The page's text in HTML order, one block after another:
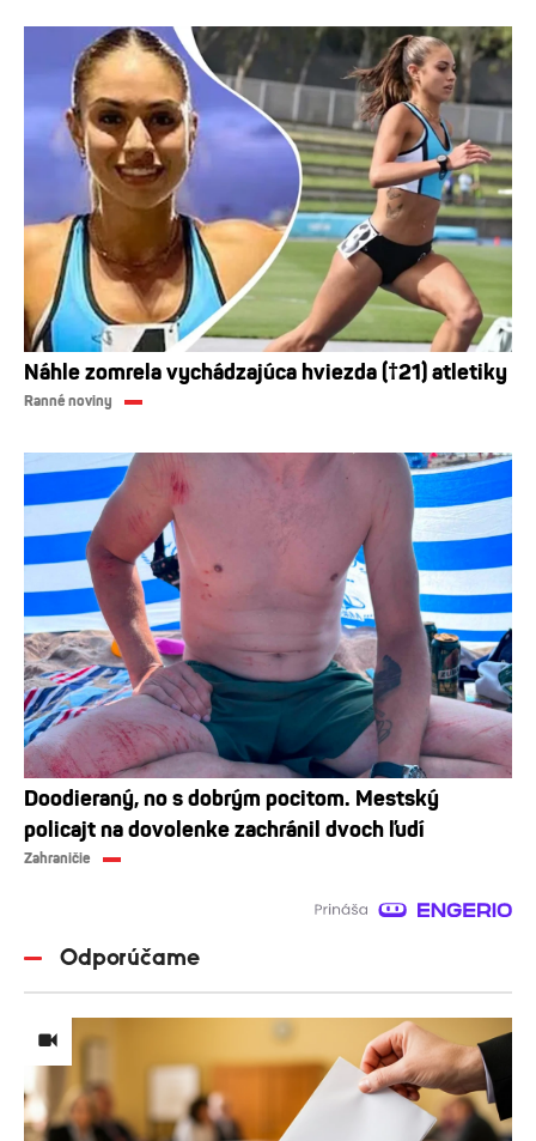
Náhle zomrela vychádzajúca hviezda (†21) atletiky
Ranné noviny
Doodieraný, no s dobrým pocitom. Mestský
policajt na dovolenke zachránil dvoch ľudí
Zahraničie
Odporúčame